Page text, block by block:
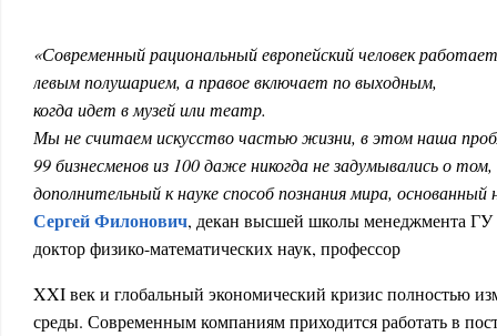
«Современный рациональный европейский человек
левым полушарием, а правое включает по выходным,
когда идет в музей или театр.
Мы не считаем искусство частью жизни, в этом наша
99 бизнесменов из 100 даже никогда не задумывались о
дополнительный к науке способ познания мира, основанный
Сергей Филонович, декан высшей школы менеджмента
доктор физико-математических наук, профессор
XXI век и глобальный экономический кризис полностью
среды. Современным компаниям приходится работать в